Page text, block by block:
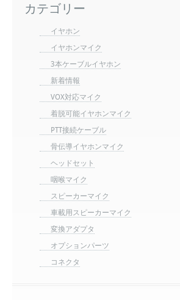
カテゴリー
イヤホン
イヤホンマイク
3本ケーブルイヤホン
新着情報
VOX対応マイク
着脱可能イヤホンマイク
PTT接続ケーブル
骨伝導イヤホンマイク
ヘッドセット
咽喉マイク
スピーカーマイク
車載用スピーカーマイク
変換アダプタ
オプションパーツ
コネクタ